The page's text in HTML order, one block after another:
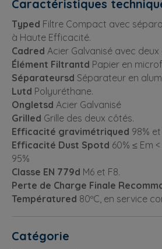
Caractéristiques
Typed Filtre Compact avec
à Haute Efficacité.
Cadred Acier Galvanisé avec deux
Élément Filtrantd Papier en
Séparateursd Séparateur en
Lutd Polyuréthane.
Ongletsd Acier Galvanisé
Grilled Grille des deux côtés.
Efficacité gravimétriqued 98%
Efficacité Dust Spotd 60% ≤ Em
95%
Classe EN 779d M6 et F8.
Perte de Charge Finale
Températured 80ºC, en service
Catégorie